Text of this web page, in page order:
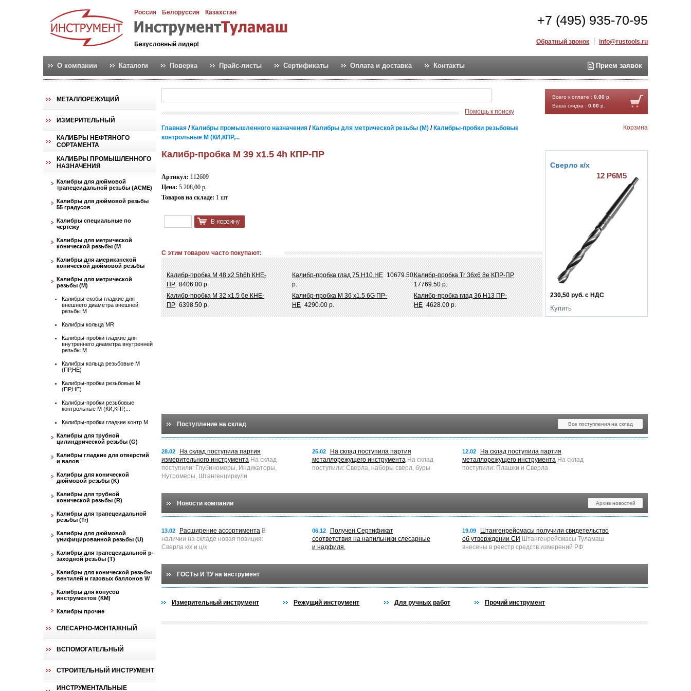
Россия Белоруссия Казахстан
Безусловный лидер!
+7 (495) 935-70-95
Обратный звонок info@rustools.ru
О компании Каталоги Поверка Прайс-листы Сертификаты Оплата и доставка Контакты Прием заявок
МЕТАЛЛОРЕЖУЩИЙ
ИЗМЕРИТЕЛЬНЫЙ
КАЛИБРЫ НЕФТЯНОГО
СОРТАМЕНТА
КАЛИБРЫ ПРОМЫШЛЕННОГО
НАЗНАЧЕНИЯ
Калибры для дюймовой
трапецеидальной резьбы (АСМЕ)
Калибры для дюймовой резьбы
55 градусов
Калибры специальные по
чертежу
Калибры для метрической
конической резьбы (М
Калибры для американской
конической дюймовой резьбы
Калибры для метрической
резьбы (М)
Калибры-скобы гладкие для
внешнего диаметра внешней
резьбы М
Калибры кольца MR
Калибры-пробки гладкие для
внутреннего диаметра внутренней
резьбы М
Калибры кольца резьбовые М
(ПР,НЕ)
Калибры-пробки резьбовые М
(ПР,НЕ)
Калибры-пробки резьбовые
контрольные М (КИ,КПР,...
Калибры-пробки гладкие контр М
Калибры для трубной
цилиндрической резьбы (G)
Калибры гладкие для отверстий
и валов
Калибры для конической
дюймовой резьбы (K)
Калибры для трубной
конической резьбы (R)
Калибры для трапецеидальной
резьбы (Tr)
Калибры для дюймовой
унифицированной резьбы (U)
Калибры для трапецеидальной p-
заходной резьбы (T)
Калибры для конической резьбы
вентилей и газовых баллонов W
Калибры для конусов
инструментов (КМ)
Калибры прочие
СЛЕСАРНО-МОНТАЖНЫЙ
ВСПОМОГАТЕЛЬНЫЙ
СТРОИТЕЛЬНЫЙ ИНСТРУМЕНТ
ИНСТРУМЕНТАЛЬНЫЕ
Помощь к поиску
Всего к оплате : 0.00 р.
Ваша скидка : 0.00 р.
Корзина
Главная / Калибры промышленного назначения / Калибры для метрической резьбы (М) / Калибры-пробки резьбовые
контрольные М (КИ,КПР,...
Калибр-пробка М 39 х1.5 4h КПР-ПР
Артикул: 112609
Цена: 5 208,00 р.
Товаров на складе: 1 шт
С этим товаром часто покупают:
Калибр-пробка М 48 х2 5h6h КНЕ-
ПР 8406.00 р.
Калибр-пробка глад 75 Н10 НЕ 10679.50
р.
Калибр-пробка Tr 36х6 8e КПР-ПР
17769.50 р.
Калибр-пробка М 32 х1.5 6e КНЕ-
ПР 6398.50 р.
Калибр-пробка М 36 х1.5 6G ПР-
НЕ 4290.00 р.
Калибр-пробка глад 36 Н13 ПР-
НЕ 4628.00 р.
230,50 руб. с НДС
Купить
Сверло к/х
12 Р6М5
Поступление на склад Все поступления на склад
28.02
На склад поступила партия
измерительного инструмента На склад
поступили: Глубиномеры, Индикаторы,
Нутромеры, Штангенциркули
25.02
На склад поступила партия
металлорежущего инструментаНа склад
поступили: Сверла, наборы сверл, буры
12.02
На склад поступила партия
металлорежущего инструмента На склад
поступили: Плашки и Сверла
Новости компании Архив новостей
13.02 Расширение ассортимента В
наличии на складе новая позиция:
Сверла к/х и ц/х
06.12
Получен Сертификат
соответствия на напильники слесарные
и надфиля.
19.09
Штангенрейсмасы получили свидетельство
об утверждении СИ Штангенрейсмасы Туламаш
внесены в реестр средств измерений РФ
ГОСТы И ТУ на инструмент
Измерительный инструмент Режущий инструмент Для ручных работ Прочий инструмент